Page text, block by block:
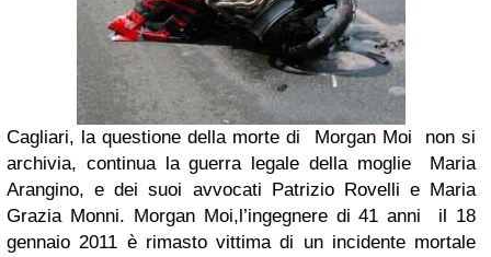
Cagliari, la questione della morte di Morgan Moi non si
archivia, continua la guerra legale della moglie Maria
Arangino, e dei suoi avvocati Patrizio Rovelli e Maria
Grazia Monni. Morgan Moi,l’ingegnere di 41 anni il 18
gennaio 2011 è rimasto vittima di un incidente mortale